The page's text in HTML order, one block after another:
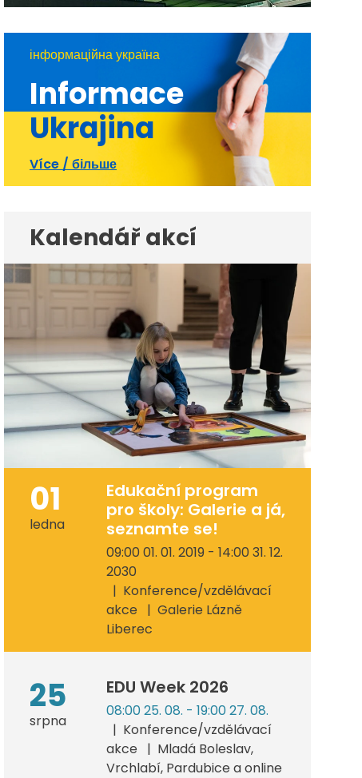
інформаційна україна
Informace
Ukrajina
Více / більше
Kalendář akcí
01
ledna
Edukační program
pro školy: Galerie a já,
seznamte se!
09:00 01. 01. 2019 - 14:00 31. 12.
2030
Konference/vzdělávací
akce
Galerie Lázně
Liberec
25
srpna
EDU Week 2026
08:00 25. 08. - 19:00 27. 08.
Konference/vzdělávací
akce
Mladá Boleslav,
Vrchlabí, Pardubice a online